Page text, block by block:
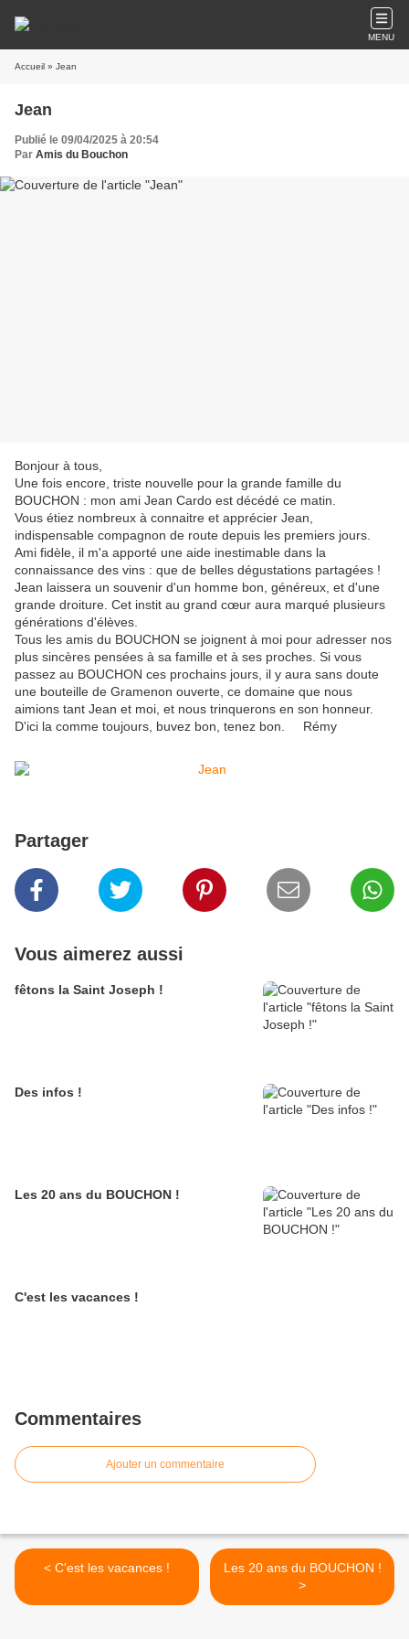
MENU
Accueil » Jean
Jean
Publié le 09/04/2025 à 20:54
Par Amis du Bouchon
Bonjour à tous,
Une fois encore, triste nouvelle pour la grande famille du
BOUCHON : mon ami Jean Cardo est décédé ce matin.
Vous étiez nombreux à connaitre et apprécier Jean,
indispensable compagnon de route depuis les premiers jours.
Ami fidèle, il m'a apporté une aide inestimable dans la
connaissance des vins : que de belles dégustations partagées !
Jean laissera un souvenir d'un homme bon, généreux, et d'une
grande droiture. Cet instit au grand cœur aura marqué plusieurs
générations d'élèves.
Tous les amis du BOUCHON se joignent à moi pour adresser nos
plus sincères pensées à sa famille et à ses proches. Si vous
passez au BOUCHON ces prochains jours, il y aura sans doute
une bouteille de Gramenon ouverte, ce domaine que nous
aimions tant Jean et moi, et nous trinquerons en son honneur.
D'ici la comme toujours, buvez bon, tenez bon. Rémy
Partager
Vous aimerez aussi
fêtons la Saint Joseph !
Des infos !
Les 20 ans du BOUCHON !
C'est les vacances !
Commentaires
Ajouter un commentaire
< C'est les vacances !
Les 20 ans du BOUCHON !
>